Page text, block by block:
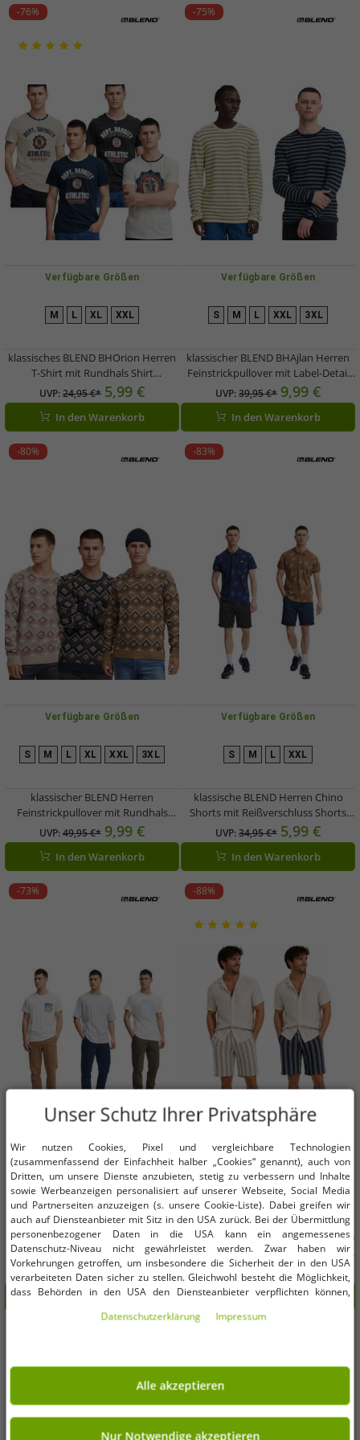
-76%
Verfügbare Größen
M L XL XXL
klassisches BLEND BHOrion Herren
T-Shirt mit Rundhals Shirt
20716730ME Grau, Blau, Grün oder
Weiß
UVP:24,95 €* 5,99 €
In den Warenkorb
-75%
Verfügbare Größen
S M L XXL 3XL
klassischer BLEND BHAjlan Herren
Feinstrickpullover mit Label-Detail
Strickpullover 20717703 Grün oder
Blau
UVP:39,95 €* 9,99 €
In den Warenkorb
-80%
Verfügbare Größen
S M L XL XXL 3XL
klassischer BLEND Herren
Feinstrickpullover mit Rundhals
Strickpullover 20715873 Dunkel-
Beige, Blau oder Hellbeige
UVP:49,95 €* 9,99 €
In den Warenkorb
-83%
Verfügbare Größen
S M L XXL
klassische BLEND Herren Chino
Shorts mit Reißverschluss Shorts
20715128 Schwarz oder Blau
UVP:34,95 €* 5,99 €
In den Warenkorb
-73%
Verfügbare Größen
W30/L34
W32/L32
W32/L34
W33/L32
W33/L34
W34/L32
W34/L34
klassische BLEND Herren Hose mit
Reißverschluss Baumwoll-Hose
Freizeithose 20715567 in Braun, Blau
oder Grün
UVP:59,95 €* 15,99 €
In den Warenkorb
-88%
Verfügbare Größen
S
klassische BLEND BHMorgan Herren
Shorts mit Kordelzug Freizeitshorts
20717971 in Beige oder Blau
UVP: 39,95 €* 4,99 €
In den Warenkorb
Unser Schutz Ihrer Privatsphäre
Wir nutzen Cookies, Pixel und vergleichbare Technologien
(zusammenfassend der Einfachheit halber „Cookies“ genannt), auch von
Dritten, um unsere Dienste anzubieten, stetig zu verbessern und Inhalte
sowie Werbeanzeigen personalisiert auf unserer Webseite, Social Media
und Partnerseiten anzuzeigen (s. unsere Cookie-Liste). Dabei greifen wir
auch auf Diensteanbieter mit Sitz in den USA zurück. Bei der Übermittlung
personenbezogener Daten in die USA kann ein angemessenes
Datenschutz-Niveau nicht gewährleistet werden. Zwar haben wir
Vorkehrungen getroffen, um insbesondere die Sicherheit der in den USA
verarbeiteten Daten sicher zu stellen. Gleichwohl besteht die Möglichkeit,
dass Behörden in den USA den Diensteanbieter verpflichten können,
im Einzelfall auf Basis entsprechender US-Gesetzgebung, ein wirksamer
Zugriff informiert wirst. Mit Deiner Einwilligung gem. Art. 49 Abs. 1 lit. a
DSGVO erklärst Du Dich in die Übermittlung in die USA für einverstanden
(s.a. unsere Datenschutzerklärung). Du hast die Wahl, ob nur notwendige
Cookies verwendet werden sollen oder ob Du darüber hinaus weitere
Cookies akzeptieren möchtest. Standardmäßig sind nur notwendige Dienste
aktiv, was Du unter „Nur Notwendige akzeptieren verwenden“ bestätigen
Daten­schutz­erklärung Impressum
Alle akzeptieren
Nur Notwendige akzeptieren